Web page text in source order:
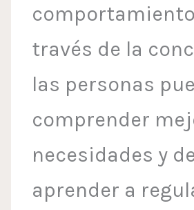
través de la
las personas
comprender
necesidades y
aprender a